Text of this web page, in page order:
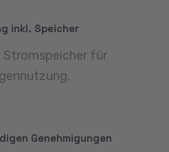
inkl. Speicher
Stromspeicher für
Genehmigungen